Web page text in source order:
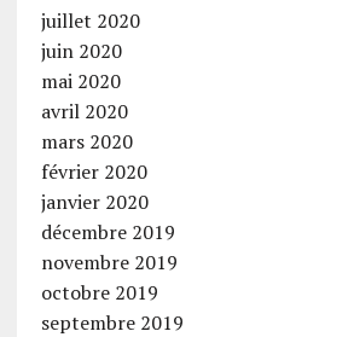
juillet 2020
juin 2020
mai 2020
avril 2020
mars 2020
février 2020
janvier 2020
décembre 2019
novembre 2019
octobre 2019
septembre 2019